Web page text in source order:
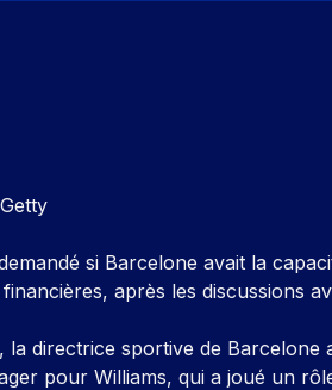
si Barcelone avait la
après les discussions
la directrice sportive de
pour Williams, qui a joué un